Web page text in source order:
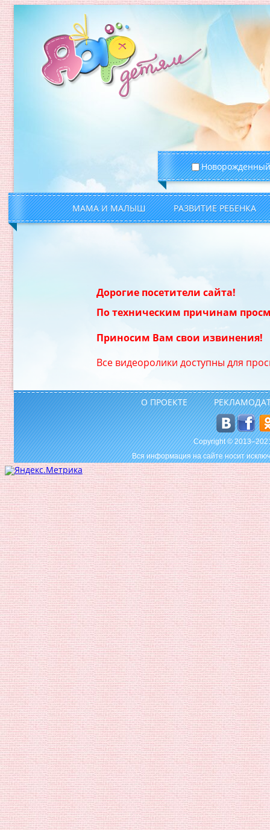
МАМА И МАЛЫШ РАЗВИТИЕ РЕБЕНКА
Дорогие посетители сайта!
По техническим причинам
Приносим Вам свои извинения!
Все видеоролики доступны для
О ПРОЕКТЕ
Copyright ©
Вся информация на сайте носит